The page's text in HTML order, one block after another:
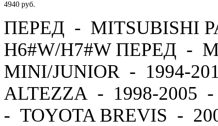
4940 руб.
ПЕРЕД - MITSUBISHI
H6#W/H7#W ПЕРЕД -
MINI/JUNIOR - 1994-
ALTEZZA - 1998-2005
- TOYOTA BREVIS -